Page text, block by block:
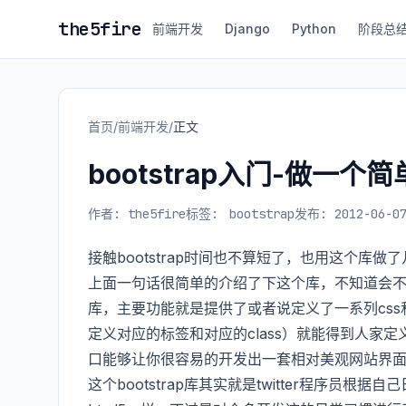
the5fire 前端开发 Django Python 阶段总
首页/前端开发/正文
bootstrap入门-做一个简
作者: the5fire标签: bootstrap发布: 2012-06-07
接触bootstrap时间也不算短了，也用这个库做
上面一句话很简单的介绍了下这个库，不知道会
库，主要功能就是提供了或者说定义了一系列
定义对应的标签和对应的class）就能得到人家
口能够让你很容易的开发出一套相对美观网站界
这个bootstrap库其实就是twitter程序员根据自己